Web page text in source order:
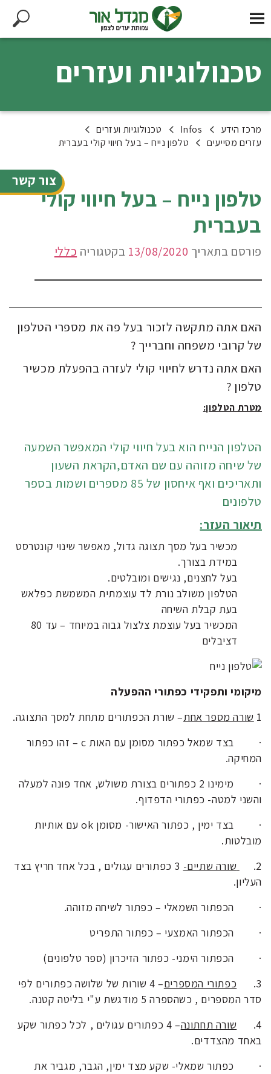
צור קשר
טכנולוגיות ועזרים
מרכז הידע Infos
טכנולוגיות ועזרים
עזרים מסייעים
טלפון נייח – בעל חיווי קולי בעברית
טלפון נייח – בעל חיווי קולי
בעברית
פורסם בתאריך 13/08/2020 בקטגוריה כללי
האם אתה מתקשה לזכור בעל פה את מספרי הטלפון
של קרובי משפחה וחברייך ?
האם אתה נדרש לחיווי קולי לעזרה בהפעלת מכשיר
טלפון ?
מטרת הטלפון:
הטלפון הנייח הוא בעל חיווי קולי המאפשר השמעה
של שיחה מזוהה עם שם האדם,הקראת השעון
ותאריכים ואף איחסון של 85 מספרים ושמות בספר
טלפונים
תיאור העזר:
מכשיר בעל מסך תצוגה גדול, מאפשר שינוי קונטרסט
במידת בצורך.
בעל לחצנים, נגישים ומובלטים.
הטלפון משולב נורת לד עוצמתית המשמשת כפלאש
בעת קבלת השיחה
המכשיר בעל עוצמת צלצול גבוה במיוחד – עד 80
דציבלים
מיקומי ותפקידי כפתורי ההפעלה
1 שורה מספר אחת– שורת הכפתורים מתחת למסך התצוגה.
·
בצד שמאל כפתור מסומן עם האות c – זהו כפתור
המחיקה.
·
מימינו 2 כפתורים בצורת משולש, אחד פונה למעלה
והשני למטה- כפתורי הדפדוף.
·
בצד ימין , כפתור האישור- מסומן ok עם אותיות
מובלטות.
2.
שורה שתיים-
3 כפתורים עגולים , בכל אחד חריץ בצד
העליון.
· הכפתור השמאלי – כפתור לשיחה מזוהה.
· הכפתור האמצעי – כפתור התפריט
· הכפתור הימני- כפתור הזיכרון (ספר טלפונים)
3.
כפתורי המספרים
– 4 שורות של שלושה כפתורים לפי
סדר המספרים , כשהספרה 5 מודגשת ע"י בליטה קטנה.
4.
שורה תחתונה
– 4 כפתורים עגולים , לכל כפתור שקע
באחד מהצדדים.
· כפתור שמאלי- שקע מצד ימין, הגבר, מגביר את